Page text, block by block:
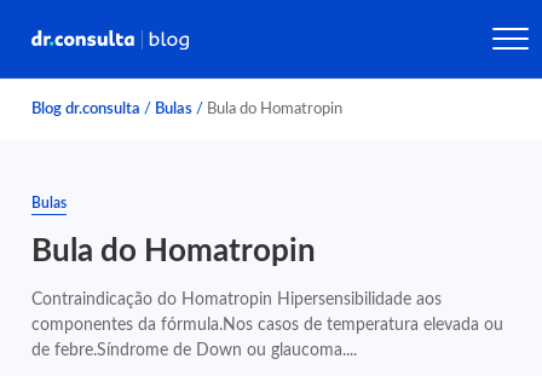
Blog dr.consulta / Bulas / Bula do Homatropin
Bulas
Bula do Homatropin
Contraindicação do Homatropin Hipersensibilidade aos
componentes da fórmula.Nos casos de temperatura elevada ou
de febre.Síndrome de Down ou glaucoma....